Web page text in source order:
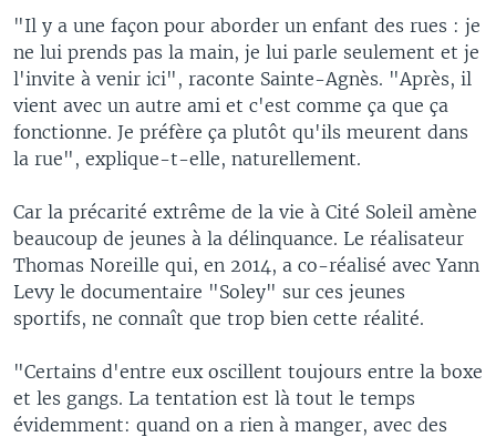
"Il y a une façon pour aborder un enfant des rues : je
ne lui prends pas la main, je lui parle seulement et je
l'invite à venir ici", raconte Sainte-Agnès. "Après, il
vient avec un autre ami et c'est comme ça que ça
fonctionne. Je préfère ça plutôt qu'ils meurent dans
la rue", explique-t-elle, naturellement.
Car la précarité extrême de la vie à Cité Soleil amène
beaucoup de jeunes à la délinquance. Le réalisateur
Thomas Noreille qui, en 2014, a co-réalisé avec Yann
Levy le documentaire "Soley" sur ces jeunes
sportifs, ne connaît que trop bien cette réalité.
"Certains d'entre eux oscillent toujours entre la boxe
et les gangs. La tentation est là tout le temps
évidemment: quand on a rien à manger, avec des